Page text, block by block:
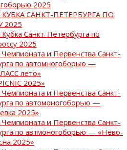
2025
КУБКА САНКТ-ПЕТЕРБУРГА ПО
2025
Кубка Санкт-Петербурга по
2025
Чемпионата и Первенства Санкт-
по автомногоборью —
лето»
2025»
Чемпионата и Первенства Санкт-
по автомоногоборью —
2025»
Чемпионата и Первенства Санкт-
по автмоногоборью — «Нево-
2025»